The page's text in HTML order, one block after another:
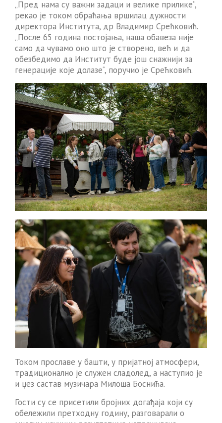
„Пред нама су важни задаци и велике прилике“,
рекао је током обраћања вршилац дужности
директора Института, др Владимир Срећковић.
„После 65 година постојања, наша обавеза није
само да чувамо оно што је створено, већ и да
обезбедимо да Институт буде још снажнији за
генерације које долазе“, поручио је Срећковић.
Током прославе у башти, у пријатној атмосфери,
традиционално је служен сладолед, а наступио је
и џез састав музичара Милоша Боснића.
Гости су се присетили бројних догађаја који су
обележили претходну годину, разговарали о